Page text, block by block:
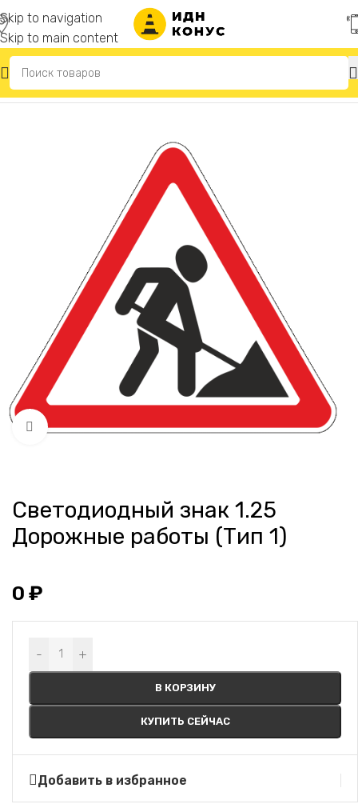
Skip to navigation
Skip to main content
Главная Светодиодные дорожные знаки
Нажмите, чтобы увеличить
Светодиодный знак 1.25
Дорожные работы (Тип 1)
0 ₽
- +
В КОРЗИНУ
КУПИТЬ СЕЙЧАС
Alternative:
Добавить в избранное